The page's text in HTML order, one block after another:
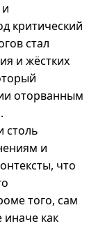
критический
стал
и жёстких
оторванным
столь
и
что
того, сам
иначе как